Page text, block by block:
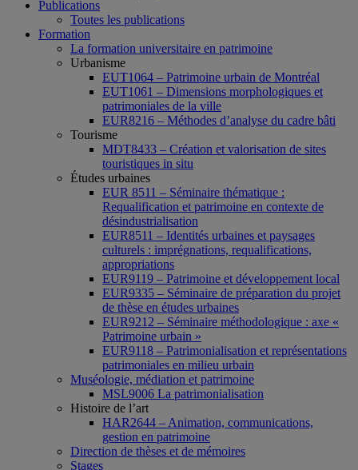
Publications
Toutes les publications
Formation
La formation universitaire en patrimoine
Urbanisme
EUT1064 – Patrimoine urbain de Montréal
EUT1061 – Dimensions morphologiques et
patrimoniales de la ville
EUR8216 – Méthodes d’analyse du cadre bâti
Tourisme
MDT8433 – Création et valorisation de sites
touristiques in situ
Études urbaines
EUR 8511 – Séminaire thématique :
Requalification et patrimoine en contexte de
désindustrialisation
EUR8511 – Identités urbaines et paysages
culturels : imprégnations, requalifications,
appropriations
EUR9119 – Patrimoine et développement local
EUR9335 – Séminaire de préparation du projet
de thèse en études urbaines
EUR9212 – Séminaire méthodologique : axe «
Patrimoine urbain »
EUR9118 – Patrimonialisation et représentations
patrimoniales en milieu urbain
Muséologie, médiation et patrimoine
MSL9006 La patrimonialisation
Histoire de l’art
HAR2644 – Animation, communications,
gestion en patrimoine
Direction de thèses et de mémoires
Stages